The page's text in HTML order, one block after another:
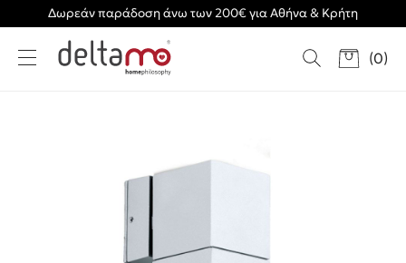
Δωρεάν παράδοση άνω των 200€ για Αθήνα & Κρήτη
(0)